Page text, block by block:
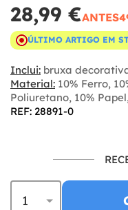
28,99 €ANTES
ÚLTIMO ARTIGO EM
Inclui: bruxa
Material: 10% Ferro,
Poliuretano, 10%
REF: 28891-0